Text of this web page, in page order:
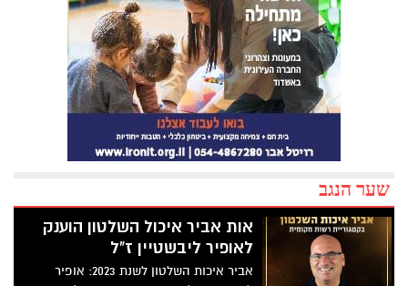
שער הנגב
אות אביר איכול השלטון הוענק
לאופיר ליבשטיין ז"ל
אביר איכות השלטון לשנת 2023: אופיר